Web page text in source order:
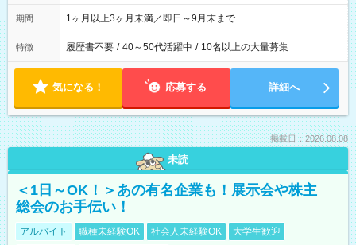
期間 1ヶ月以上3ヶ月未満／即日～9月末まで
特徴 履歴書不要 / 40～50代活躍中 / 10名以上の大量募集
気になる！ 応募する 詳細へ
掲載日：2026.08.08
未読
＜1日～OK！＞あの有名企業も！展示会や株主
総会のお手伝い！
アルバイト 職種未経験OK 社会人未経験OK
大学生歓迎